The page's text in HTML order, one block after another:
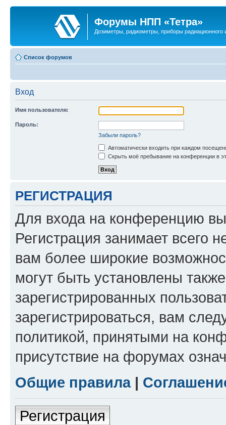
Форумы НПП «Тетра»
Дозиметры, радиометры, приборы радиационного
Список форумов
Вход
Имя пользователя:
Пароль:
Забыли пароль?
Автоматически входить при каждом
Скрыть моё пребывание на конференции в
РЕГИСТРАЦИЯ
Для входа на конференцию
Регистрация занимает всего
вам более широкие
могут быть установлены
зарегистрированных
зарегистрироваться, вам
политикой, принятыми на
присутствие на форумах
Общие правила|
Регистрация